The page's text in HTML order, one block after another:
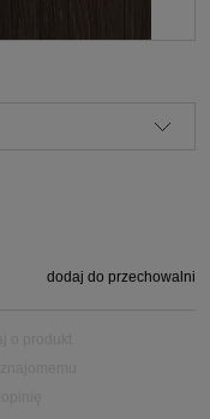
dodaj do przechowalni